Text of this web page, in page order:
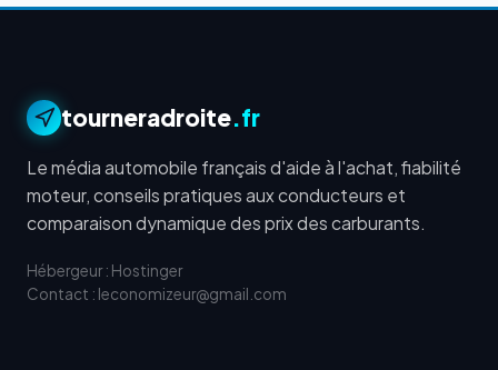
tourneradroite.fr
Le média automobile français d'aide à l'achat, fiabilité
moteur, conseils pratiques aux conducteurs et
comparaison dynamique des prix des carburants.
Hébergeur : Hostinger
Contact : leconomizeur@gmail.com